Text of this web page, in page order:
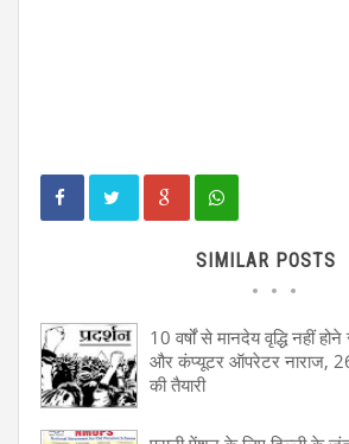
SIMILAR POSTS
10 वर्षों से मानदेय वृद्धि नहीं
और कंप्यूटर ऑपरेटर नाराज,
की तैयारी